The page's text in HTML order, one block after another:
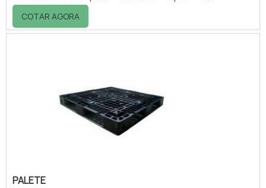
segmentos e finalidades, o container de lixo
nada mais é do que uma lixeira com rodas,
descarte final. A peça também pode ser
usado para a coleta seletiva.No processo de
fabricação, são usados materiais que
COTAR AGORA
PALETE